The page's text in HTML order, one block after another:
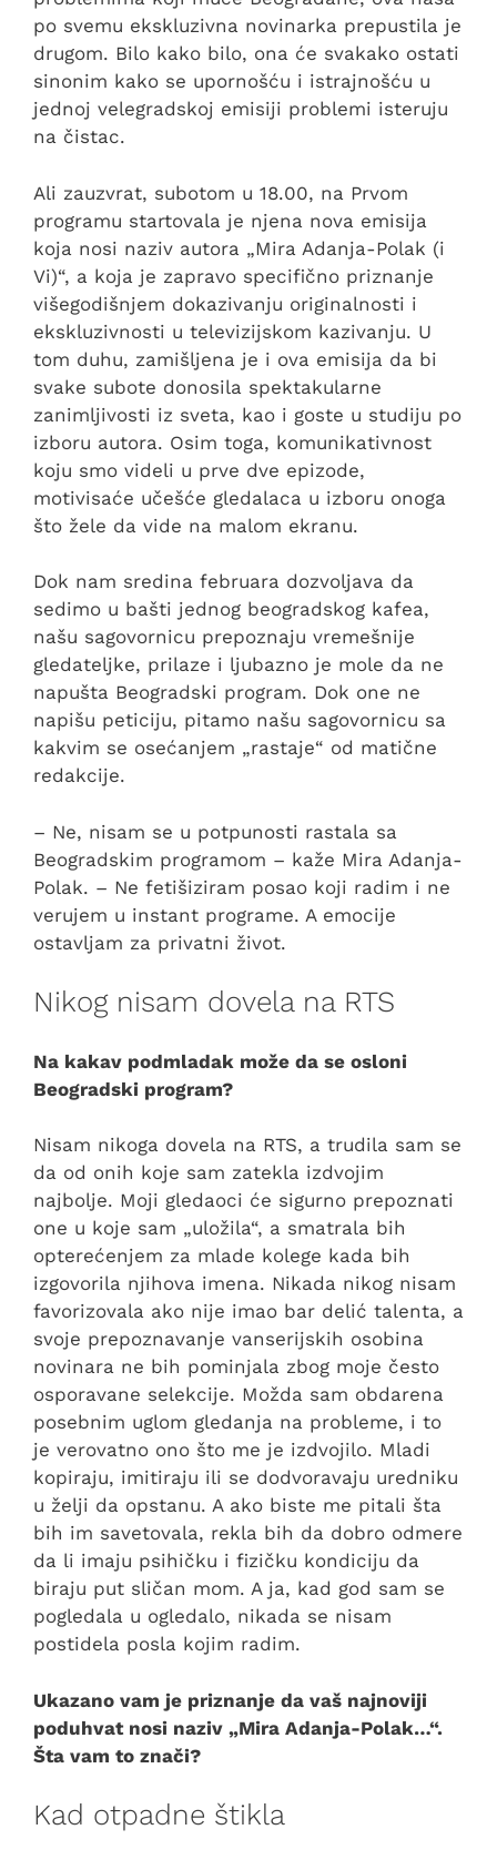
po svemu ekskluzivna novinarka prepustila je
drugom. Bilo kako bilo, ona će svakako ostati
sinonim kako se upornošću i istrajnošću u
jednoj velegradskoj emisiji problemi isteruju
na čistac.
Ali zauzvrat, subotom u 18.00, na Prvom
programu startovala je njena nova emisija
koja nosi naziv autora „Mira Adanja-Polak (i
Vi)“, a koja je zapravo specifično priznanje
višegodišnjem dokazivanju originalnosti i
ekskluzivnosti u televizijskom kazivanju. U
tom duhu, zamišljena je i ova emisija da bi
svake subote donosila spektakularne
zanimljivosti iz sveta, kao i goste u studiju po
izboru autora. Osim toga, komunikativnost
koju smo videli u prve dve epizode,
motivisaće učešće gledalaca u izboru onoga
što žele da vide na malom ekranu.
Dok nam sredina februara dozvoljava da
sedimo u bašti jednog beogradskog kafea,
našu sagovornicu prepoznaju vremešnije
gledateljke, prilaze i ljubazno je mole da ne
napušta Beogradski program. Dok one ne
napišu peticiju, pitamo našu sagovornicu sa
kakvim se osećanjem „rastaje“ od matične
redakcije.
– Ne, nisam se u potpunosti rastala sa
Beogradskim programom – kaže Mira Adanja-
Polak. – Ne fetišiziram posao koji radim i ne
verujem u instant programe. A emocije
ostavljam za privatni život.
Nikog nisam dovela na RTS
Na kakav podmladak može da se osloni
Beogradski program?
Nisam nikoga dovela na RTS, a trudila sam se
da od onih koje sam zatekla izdvojim
najbolje. Moji gledaoci će sigurno prepoznati
one u koje sam „uložila“, a smatrala bih
opterećenjem za mlade kolege kada bih
izgovorila njihova imena. Nikada nikog nisam
favorizovala ako nije imao bar delić talenta, a
svoje prepoznavanje vanserijskih osobina
novinara ne bih pominjala zbog moje često
osporavane selekcije. Možda sam obdarena
posebnim uglom gledanja na probleme, i to
je verovatno ono što me je izdvojilo. Mladi
kopiraju, imitiraju ili se dodvoravaju uredniku
u želji da opstanu. A ako biste me pitali šta
bih im savetovala, rekla bih da dobro odmere
da li imaju psihičku i fizičku kondiciju da
biraju put sličan mom. A ja, kad god sam se
pogledala u ogledalo, nikada se nisam
postidela posla kojim radim.
Ukazano vam je priznanje da vaš najnoviji
poduhvat nosi naziv „Mira Adanja-Polak…“.
Šta vam to znači?
Kad otpadne štikla